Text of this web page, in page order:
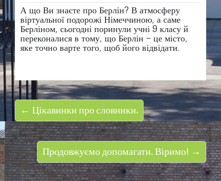
А що Ви знаєте про Берлін? В атмосферу
віртуальної подорожі Німеччиною, а саме
Берліном, сьогодні поринули учні 9 класу й
переконалися в тому, що Берлін – це місто,
яке точно варте того, щоб його відвідати.
← Цікавинки про словники.
Продовжуємо допомагати. Віримо! →